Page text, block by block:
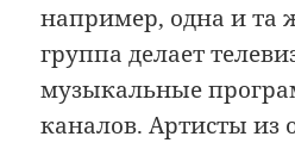
например, одна и та
группа делает
музыкальные
каналов. Артисты из